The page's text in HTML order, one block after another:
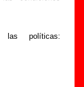
políticas:
del listado de
se mostrarán en
que estén
publicación, los
(productor,